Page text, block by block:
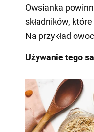
Owsianka
składników,
Na przykład
Używanie tego